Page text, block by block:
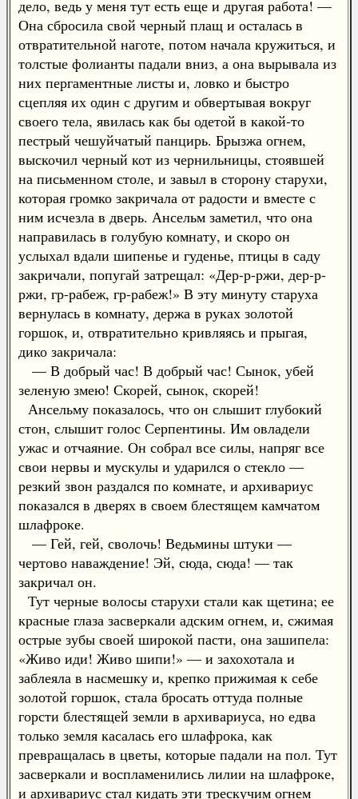
дело, ведь у меня тут есть еще и другая работа! —
Она сбросила свой черный плащ и осталась в
отвратительной наготе, потом начала кружиться, и
толстые фолианты падали вниз, а она вырывала из
них пергаментные листы и, ловко и быстро
сцепляя их один с другим и обвертывая вокруг
своего тела, явилась как бы одетой в какой-то
пестрый чешуйчатый панцирь. Брызжа огнем,
выскочил черный кот из чернильницы, стоявшей
на письменном столе, и завыл в сторону старухи,
которая громко закричала от радости и вместе с
ним исчезла в дверь. Ансельм заметил, что она
направилась в голубую комнату, и скоро он
услыхал вдали шипенье и гуденье, птицы в саду
закричали, попугай затрещал: «Дер-р-ржи, дер-р-
ржи, гр-рабеж, гр-рабеж!» В эту минуту старуха
вернулась в комнату, держа в руках золотой
горшок, и, отвратительно кривляясь и прыгая,
дико закричала:
— В добрый час! В добрый час! Сынок, убей
зеленую змею! Скорей, сынок, скорей!
Ансельму показалось, что он слышит глубокий
стон, слышит голос Серпентины. Им овладели
ужас и отчаяние. Он собрал все силы, напряг все
свои нервы и мускулы и ударился о стекло —
резкий звон раздался по комнате, и архивариус
показался в дверях в своем блестящем камчатом
шлафроке.
— Гей, гей, сволочь! Ведьмины штуки —
чертово наваждение! Эй, сюда, сюда! — так
закричал он.
Тут черные волосы старухи стали как щетина; ее
красные глаза засверкали адским огнем, и, сжимая
острые зубы своей широкой пасти, она зашипела:
«Живо иди! Живо шипи!» — и захохотала и
заблеяла в насмешку и, крепко прижимая к себе
золотой горшок, стала бросать оттуда полные
горсти блестящей земли в архивариуса, но едва
только земля касалась его шлафрока, как
превращалась в цветы, которые падали на пол. Тут
засверкали и воспламенились лилии на шлафроке,
и архивариус стал кидать эти трескучим огнем